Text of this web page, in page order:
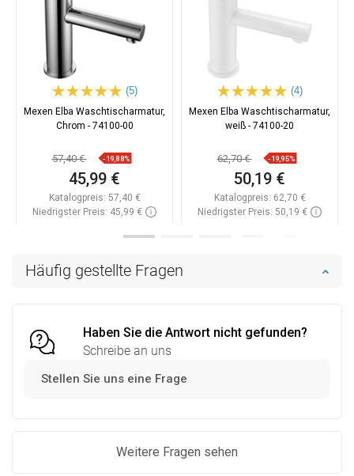
Häufig gestellte Fragen
Haben Sie die Antwort nicht gefunden?
Schreibe an uns
Stellen Sie uns eine Frage
Weitere Fragen sehen
(5)
Mexen Elba Waschtischarmatur,
Chrom - 74100-00
57,40 € -19,88%
45,99 €
Katalogpreis: 57,40 €
Niedrigster Preis: 45,99 €
(4)
Mexen Elba Waschtischarmatur,
weiß - 74100-20
62,70 € -19,95%
50,19 €
Katalogpreis: 62,70 €
Niedrigster Preis: 50,19 €